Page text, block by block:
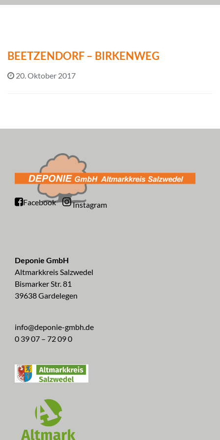
BEETZENDORF – BIRKENWEG
20. Oktober 2017
Facebook Instagram
Deponie GmbH
Altmarkkreis Salzwedel
Bismarker Str. 81
39638 Gardelegen
info@deponie-gmbh.de
0 39 07 – 72 09 0